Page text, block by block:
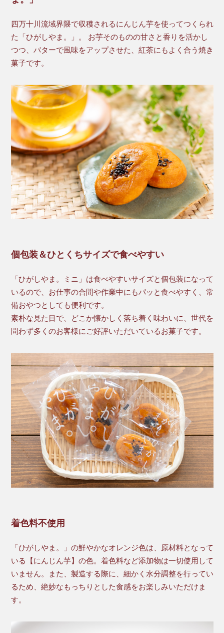
四万十川流域界隈で収穫されるにんじん芋を使ってつくられ
た「ひがしやま。」。 お芋そのものの甘さと香りを活かし
つつ、バターで風味をアップさせた、紅茶にもよく合う焼き
菓子です。
個包装＆ひとくちサイズで食べやすい
「ひがしやま。ミニ」は食べやすいサイズと個包装になって
いるので、お仕事の合間や作業中にもパッと食べやすく、常
備おやつとしても便利です。
素朴な見た目で、どこか懐かしく落ち着く味わいに、世代を
問わず多くのお客様にご好評いただいているお菓子です。
着色料不使用
「ひがしやま。」の鮮やかなオレンジ色は、原材料となって
いる【にんじん芋】の色。着色料など添加物は一切使用して
いません。また、製造する際に、細かく水分調整を行ってい
るため、絶妙なもっちりとした食感をお楽しみいただけま
す。